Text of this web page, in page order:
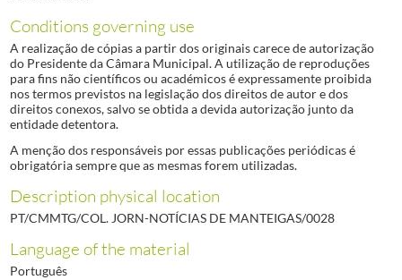
Conditions governing use
A realização de cópias a partir dos originais carece de autorização
do Presidente da Câmara Municipal. A utilização de reproduções
para fins não científicos ou académicos é expressamente proibida
nos termos previstos na legislação dos direitos de autor e dos
direitos conexos, salvo se obtida a devida autorização junto da
entidade detentora.
A menção dos responsáveis por essas publicações periódicas é
obrigatória sempre que as mesmas forem utilizadas.
Description physical location
PT/CMMTG/COL. JORN-NOTÍCIAS DE MANTEIGAS/0028
Language of the material
Português